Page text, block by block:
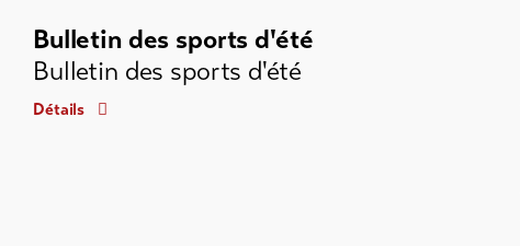
Bulletin des sports d'été
Bulletin des sports d'été
Détails